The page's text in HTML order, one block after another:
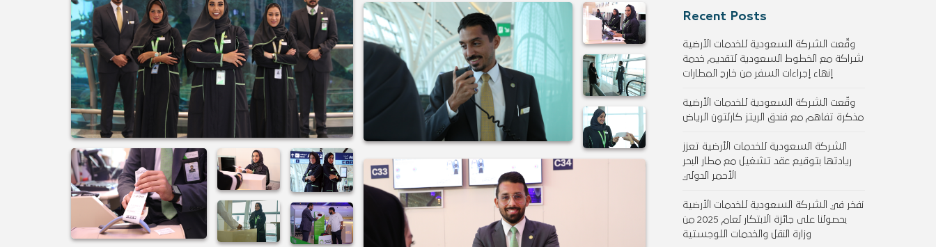
Recent Posts
وقّعت الشركة السعودية للخدمات الأرضية
شراكة مع الخطوط السعودية لتقديم خدمة
إنهاء إجراءات السفر من خارج المطارات
وقّعت الشركة السعودية للخدمات الأرضية
مذكرة تفاهم مع فندق الريتز كارلتون الرياض
الشركة السعودية للخدمات الأرضية تعزز
ريادتها بتوقيع عقد تشغيل مع مطار البحر
الأحمر الدولي
نفخر في الشركة السعودية للخدمات الأرضية
بحصولنا على جائزة الابتكار لعام 2025 من
وزارة النقل والخدمات اللوجستية